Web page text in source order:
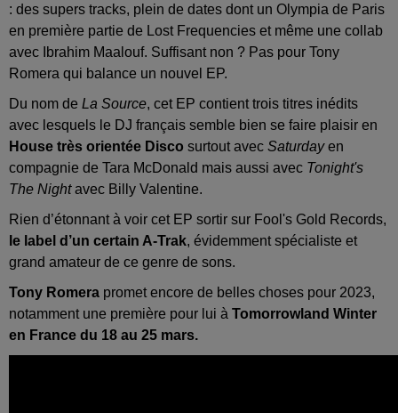
: des supers tracks, plein de dates dont un Olympia de Paris
en première partie de Lost Frequencies et même une collab
avec Ibrahim Maalouf. Suffisant non ? Pas pour Tony
Romera qui balance un nouvel EP.
Du nom de La Source, cet EP contient trois titres inédits
avec lesquels le DJ français semble bien se faire plaisir en
House très orientée Disco surtout avec Saturdayen
compagnie de Tara McDonald mais aussi avec Tonight's
The Nightavec Billy Valentine.
Rien d’étonnant à voir cet EP sortir sur Fool's Gold Records,
le label d’un certain A-Trak, évidemment spécialiste et
grand amateur de ce genre de sons.
Tony Romera promet encore de belles choses pour 2023,
notamment une première pour lui à Tomorrowland Winter
en France du 18 au 25 mars.